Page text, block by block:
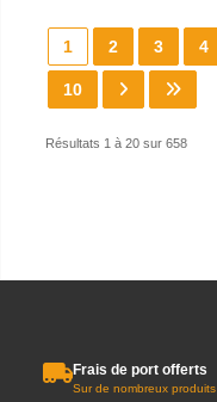
1 2 3 4
10
Résultats 1 à 20 sur 658
Frais de port offerts
Sur de nombreux produits